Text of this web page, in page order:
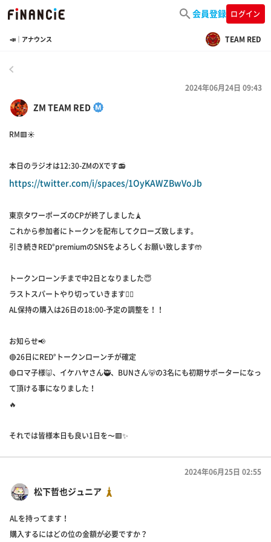
会員登録 ログイン
📣｜アナウンス TEAM RED
ZM TEAM RED
2024年06月24日 09:43
RM🟥☀️
本日のラジオは12:30-ZMのXです📻
https://twitter.com/i/spaces/1OyKAWZBwVoJb
東京タワーポーズのCPが終了しました🗼
これから参加者にトークンを配布してクローズ致します。
引き続きRED°premiumのSNSをよろしくお願い致します🤲
トークンローンチまで中2日となりました😇
ラストスパートやり切っていきます🏋️‍♂️
AL保持の購入は26日の18:00-予定の調整を！！
お知らせ📢
🔴26日にRED°トークンローンチが確定
🔴ロマ子様🐷、イケハヤさん🥷、BUNさん🐻の3名にも初期サポーターになっ
て頂ける事になりました！
🔥
それでは皆様本日も良い1日を〜🟥✨
松下哲也ジュニア
2024年06月25日 02:55
ALを持ってます！
購入するにはどの位の金額が必要ですか？